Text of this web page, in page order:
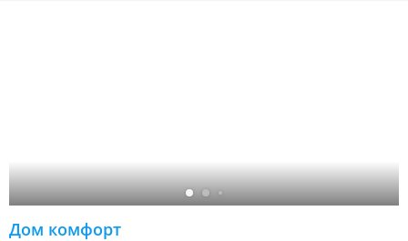
Дом комфорт